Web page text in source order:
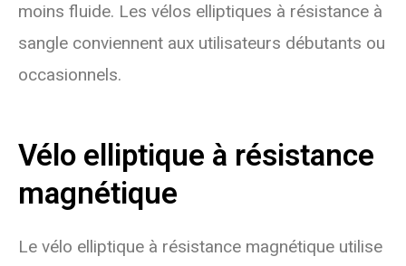
moins fluide. Les vélos elliptiques à résistance à
sangle conviennent aux utilisateurs débutants ou
occasionnels.
Vélo elliptique à résistance
magnétique
Le vélo elliptique à résistance magnétique utilise